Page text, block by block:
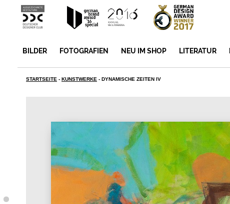
BILDER FOTOGRAFIEN NEU IM SHOP LITERATUR
STARTSEITE - KUNSTWERKE - DYNAMISCHE ZEITEN IV